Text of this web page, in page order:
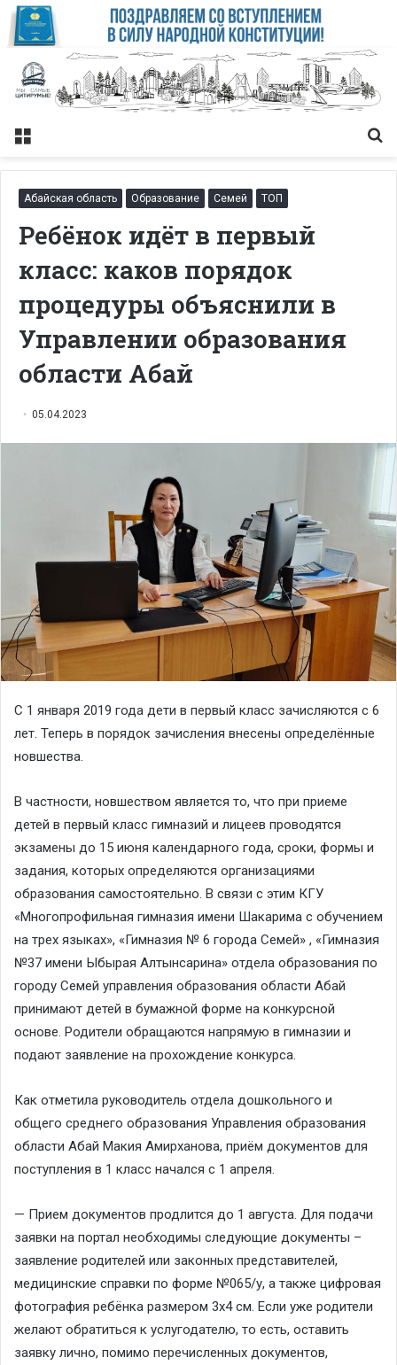
Меню
Абайская область Образование Семей ТОП
Ребёнок идёт в первый
класс: каков порядок
процедуры объяснили в
Управлении образования
области Абай
05.04.2023
С 1 января 2019 года дети в первый класс зачисляются с 6
лет. Теперь в порядок зачисления внесены определённые
новшества.
В частности, новшеством является то, что при приеме
детей в первый класс гимназий и лицеев проводятся
экзамены до 15 июня календарного года, сроки, формы и
задания, которых определяются организациями
образования самостоятельно. В связи с этим КГУ
«Многопрофильная гимназия имени Шакарима с обучением
на трех языках», «Гимназия № 6 города Семей» , «Гимназия
№37 имени Ыбырая Алтынсарина» отдела образования по
городу Семей управления образования области Абай
принимают детей в бумажной форме на конкурсной
основе. Родители обращаются напрямую в гимназии и
подают заявление на прохождение конкурса.
Как отметила руководитель отдела дошкольного и
общего среднего образования Управления образования
области Абай Макия Амирханова, приём документов для
поступления в 1 класс начался с 1 апреля.
— Прием документов продлится до 1 августа. Для подачи
заявки на портал необходимы следующие документы –
заявление родителей или законных представителей,
медицинские справки по форме №065/у, а также цифровая
фотография ребёнка размером 3х4 см. Если уже родители
желают обратиться к услугодателю, то есть, оставить
заявку лично, помимо перечисленных документов,